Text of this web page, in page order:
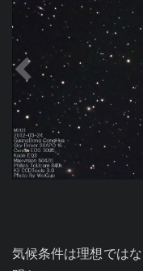
気候条件は理想では